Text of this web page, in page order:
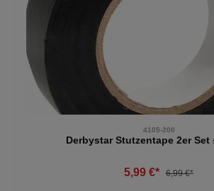
4105-200
Derbystar Stutzentape 2er Set
5,99 €* 6,99 €*